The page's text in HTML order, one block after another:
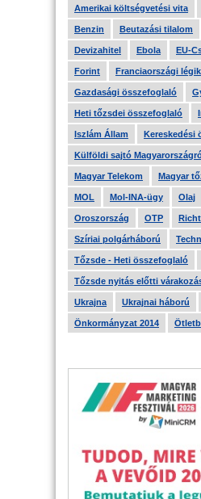
Amerikai költségvetési vita
Benzin Beutazási tilalom
Devizahitel Ebola EU-
Forint Franciaországi
Gazdasági összefoglaló
Heti tőzsdei összefoglaló
Iszlám Állam Kereskedési
Külföldi sajtó
Magyar Telekom Magyar
MOL Mol-INA-ügy Olaj
Oroszország OTP
Szíriai polgárháború
Tőzsde - Heti összefoglaló
Tőzsde nyitás előtti
Ukrajna Ukrajnai háború
Önkormányzat 2014